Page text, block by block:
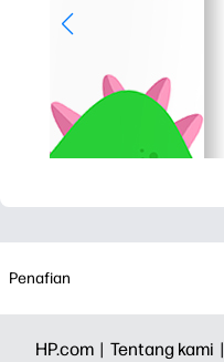
Penafian
HP.com | Tentang kami |